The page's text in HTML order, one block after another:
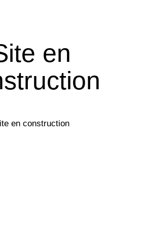
en
en construction